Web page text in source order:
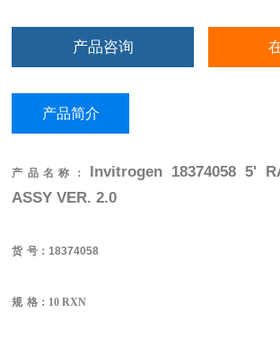
产品咨询
产品简介
产品名称： Invitrogen 18374058 5'
ASSY VER. 2.0
货 号： 18374058
规 格：10 RXN